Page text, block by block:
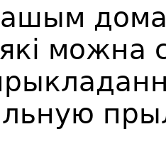
можна